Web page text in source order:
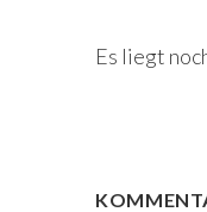
Es liegt